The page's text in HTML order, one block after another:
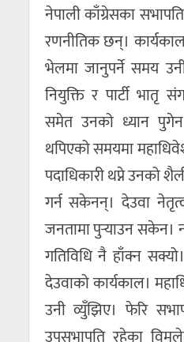
नेपाली काँग्रेसका
रणनीतिक छन्।
भेलमा जानुपर्ने समय
नियुक्ति र पार्टी भातृ
समेत उनको ध्यान
थपिएको समयमा
पदाधिकारी थप्ने उनको
गर्न सकेनन्। देउवा
जनतामा पुर्‍याउन
गतिविधि नै हाँक्न
देउवाको कार्यकाल।
उनी व्युँझिए। फेरि